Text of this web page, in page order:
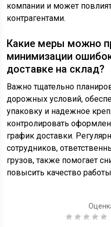
компании и может
контрагентами.
Какие меры можно
минимизации
доставке на склад?
Важно тщательно
дорожных условий,
упаковку и надежное
контролировать
график доставки.
сотрудников,
грузов, также помогает
повысить качество